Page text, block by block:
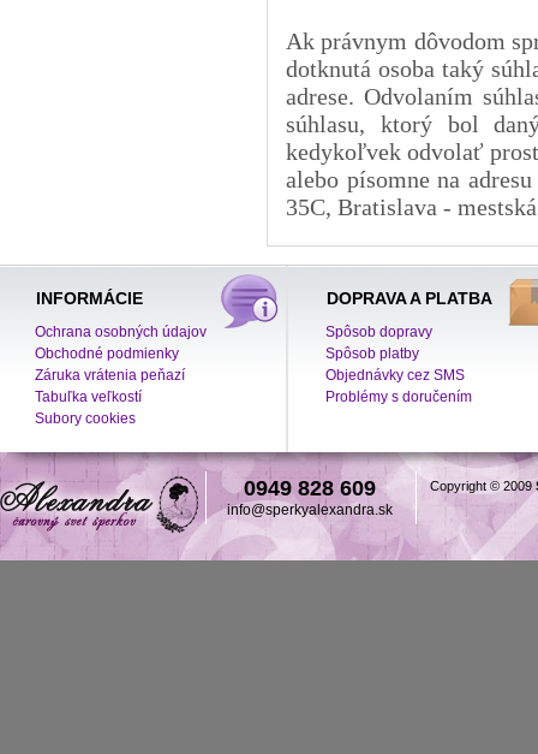
Ak právnym dôvodom
dotknutá osoba taký
adrese. Odvolaním
súhlasu, ktorý bol
kedykoľvek odvolať
alebo písomne na
35C, Bratislava -
INFORMÁCIE
Ochrana osobných údajov
Obchodné podmienky
Záruka vrátenia peňazí
Tabuľka veľkostí
Subory cookies
DOPRAVA A PLATBA
Spôsob dopravy
Spôsob platby
Objednávky cez SMS
Problémy s doručením
0949 828 609
info@sperkyalexandra.sk
Copyright © 2009